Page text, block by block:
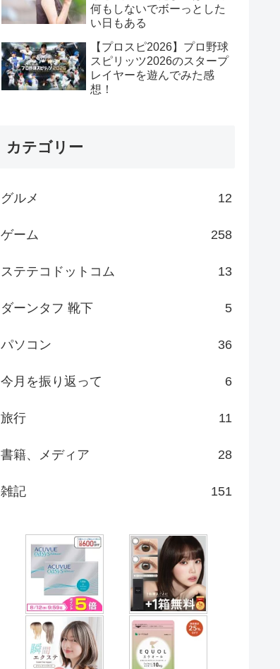
何もしないでボーっとした
い日もある
【プロスピ2026】プロ野球
スピリッツ2026のスタープ
レイヤーを遊んでみた感
想！
カテゴリー
グルメ 12
ゲーム 258
ステテコドットコム 13
ダーンタフ 靴下 5
パソコン 36
今月を振り返って 6
旅行 11
書籍、メディア 28
雑記 151